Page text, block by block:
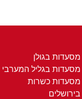
מסעדות בגולן
מסעדות בגליל המערבי
מסעדות כשרות
בירושלים